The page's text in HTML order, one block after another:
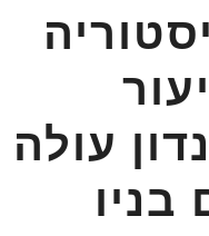
עולה